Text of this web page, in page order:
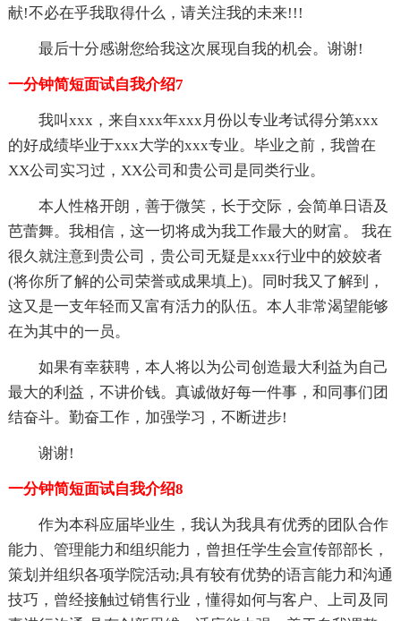
献!不必在乎我取得什么，请关注我的未来!!!
最后十分感谢您给我这次展现自我的机会。谢谢!
一分钟简短面试自我介绍7
我叫xxx，来自xxx年xxx月份以专业考试得分第xxx
的好成绩毕业于xxx大学的xxx专业。毕业之前，我曾在
XX公司实习过，XX公司和贵公司是同类行业。
本人性格开朗，善于微笑，长于交际，会简单日语及
芭蕾舞。我相信，这一切将成为我工作最大的财富。 我在
很久就注意到贵公司，贵公司无疑是xxx行业中的姣姣者
(将你所了解的公司荣誉或成果填上)。同时我又了解到，
这又是一支年轻而又富有活力的队伍。本人非常渴望能够
在为其中的一员。
如果有幸获聘，本人将以为公司创造最大利益为自己
最大的利益，不讲价钱。真诚做好每一件事，和同事们团
结奋斗。勤奋工作，加强学习，不断进步!
谢谢!
一分钟简短面试自我介绍8
作为本科应届毕业生，我认为我具有优秀的团队合作
能力、管理能力和组织能力，曾担任学生会宣传部部长，
策划并组织各项学院活动;具有较有优势的语言能力和沟通
技巧，曾经接触过销售行业，懂得如何与客户、上司及同